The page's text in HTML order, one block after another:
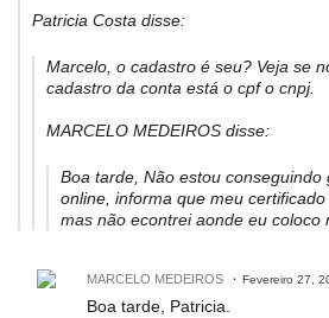
Patricia Costa disse:
Marcelo, o cadastro é seu? Veja se
cadastro da conta está o cpf o cnpj.
MARCELO MEDEIROS disse:
Boa tarde, Não estou
online, informa que meu
mas não econtrei aonde eu coloco
MARCELO MEDEIROS Fevereiro 27,
Boa tarde, Patricia.